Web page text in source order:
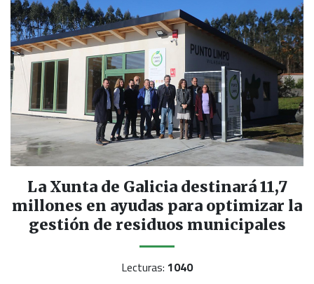
La Xunta de Galicia destinará 11,7
millones en ayudas para optimizar la
gestión de residuos municipales
Lecturas: 1040